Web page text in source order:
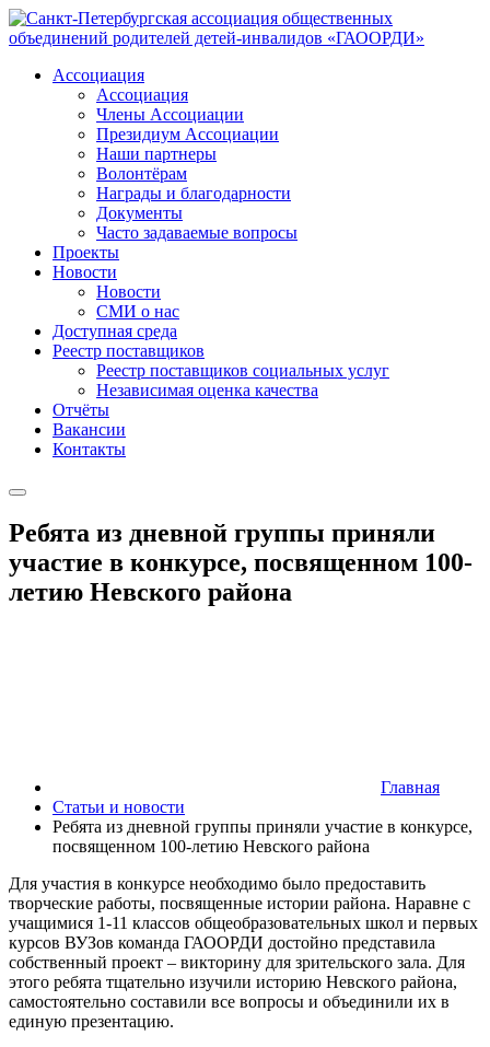
Ассоциация
Ассоциация
Члены Ассоциации
Президиум Ассоциации
Наши партнеры
Волонтёрам
Награды и благодарности
Документы
Часто задаваемые вопросы
Проекты
Новости
Новости
СМИ о нас
Доступная среда
Реестр поставщиков
Реестр поставщиков социальных услуг
Независимая оценка качества
Отчёты
Вакансии
Контакты
Ребята из дневной группы приняли
участие в конкурсе, посвященном 100-
летию Невского района
Главная
Статьи и новости
Ребята из дневной группы приняли участие в конкурсе,
посвященном 100-летию Невского района
Для участия в конкурсе необходимо было предоставить
творческие работы, посвященные истории района. Наравне с
учащимися 1-11 классов общеобразовательных школ и первых
курсов ВУЗов команда ГАООРДИ достойно представила
собственный проект – викторину для зрительского зала. Для
этого ребята тщательно изучили историю Невского района,
самостоятельно составили все вопросы и объединили их в
единую презентацию.